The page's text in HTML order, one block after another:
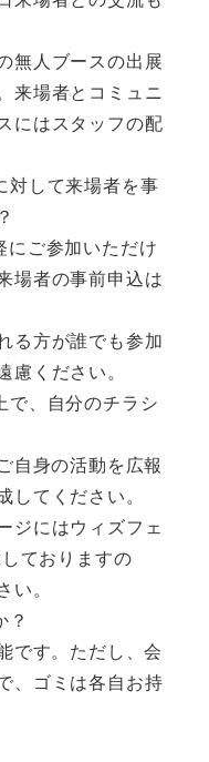
人ブースの出展
来場者とコミュニ
にはスタッフの配
対して来場者を事
にご参加いただけ
場者の事前申込は
方が誰でも参加
ください。
で、自分のチラシ
自身の活動を広報
てください。
にはウィズフェ
ておりますの
。
？
です。ただし、会
、ゴミは各自お持